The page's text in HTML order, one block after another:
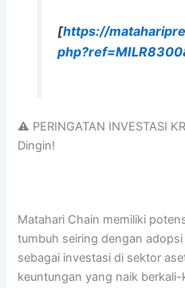
[https://
⚠️ PERINGATAN INVESTASI
Dingin!
Matahari Chain memiliki
tumbuh seiring dengan
sebagai investasi di sektor
keuntungan yang naik berkali-